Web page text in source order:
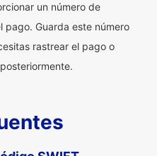
un número de
pago. Guarda este número
rastrear el pago o